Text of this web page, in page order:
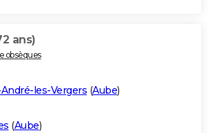
ans)
obsèques
les-Vergers (Aube)
(Aube)